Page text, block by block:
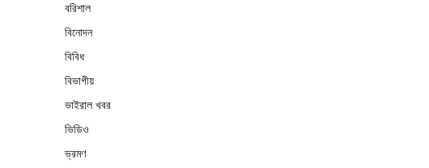
বরিশাল
বিনোদন
বিবিধ
বিভাগীয়
ভাইরাল খবর
ভিডিও
ভ্রমণ